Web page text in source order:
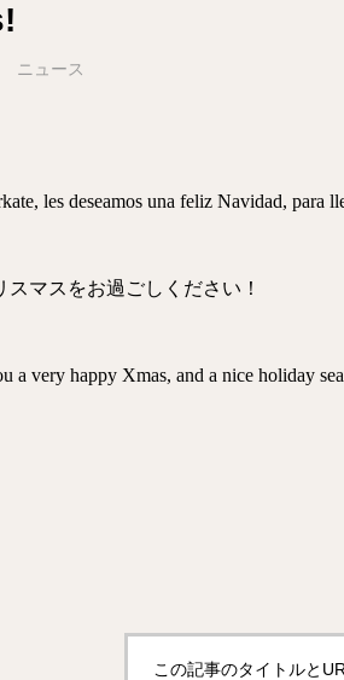
ニュース
les deseamos una feliz Navidad, para
スマスをお過ごしください！
a very happy Xmas, and a nice holiday
この記事のタイトルと